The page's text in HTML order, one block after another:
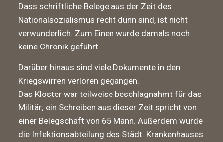
Dass schriftliche Belege aus der Zeit des
Nationalsozialismus recht dünn sind, ist nicht
verwunderlich. Zum Einen wurde damals noch
keine Chronik geführt.
Darüber hinaus sind viele Dokumente in den
Kriegswirren verloren gegangen.
Das Kloster war teilweise beschlagnahmt für das
Militär; ein Schreiben aus dieser Zeit spricht von
einer Belegschaft von 65 Mann. Außerdem wurde
die Infektionsabteilung des Städt. Krankenhauses